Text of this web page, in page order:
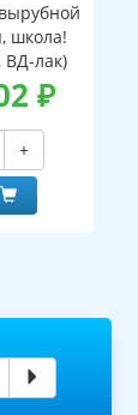
школа!
ВД-лак)
₽
+